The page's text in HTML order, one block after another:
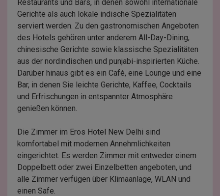
Restaurants und Bars, in denen sowohl internationale
Gerichte als auch lokale indische Spezialitäten
serviert werden. Zu den gastronomischen Angeboten
des Hotels gehören unter anderem All-Day-Dining,
chinesische Gerichte sowie klassische Spezialitäten
aus der nordindischen und punjabi-inspirierten Küche.
Darüber hinaus gibt es ein Café, eine Lounge und eine
Bar, in denen Sie leichte Gerichte, Kaffee, Cocktails
und Erfrischungen in entspannter Atmosphäre
genießen können.
Die Zimmer im Eros Hotel New Delhi sind
komfortabel mit modernen Annehmlichkeiten
eingerichtet. Es werden Zimmer mit entweder einem
Doppelbett oder zwei Einzelbetten angeboten, und
alle Zimmer verfügen über Klimaanlage, WLAN und
einen Safe.